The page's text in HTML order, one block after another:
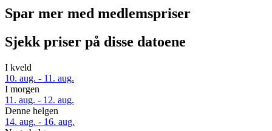
Spar mer med medlemspriser
Sjekk priser på disse datoene
I kveld
10. aug. - 11. aug.
I morgen
11. aug. - 12. aug.
Denne helgen
14. aug. - 16. aug.